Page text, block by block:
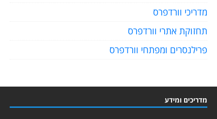
מדריכי וורדפרס
תחזוקת אתרי וורדפרס
פרילנסרים ומפתחי וורדפרס
מדריכים ומידע